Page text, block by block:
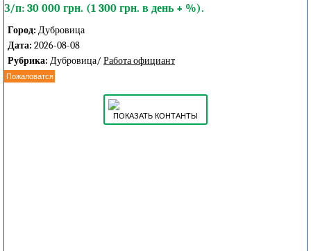
З/п: 30 000 грн. (1 300 грн. в день + %).
Город: Дубровица
Дата: 2026-08-08
Рубрика: Дубровица/ Работа официант
Пожаловатся
ПОКАЗАТЬ КОНТАНТЫ